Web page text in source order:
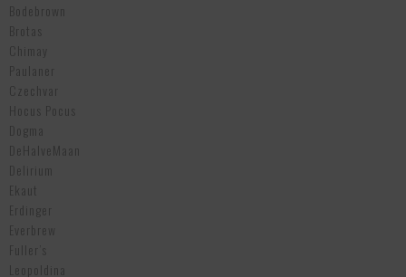
Bodebrown
Brotas
Chimay
Paulaner
Czechvar
Hocus Pocus
Dogma
DeHalveMaan
Delirium
Ekaut
Erdinger
Everbrew
Fuller’s
Leopoldina